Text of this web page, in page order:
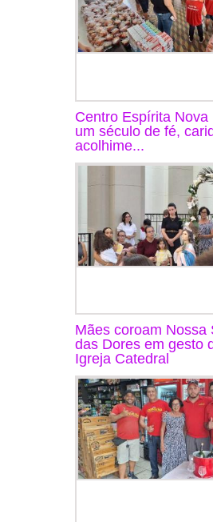
Centro Espírita Nova
um século de fé,
acolhime...
Mães coroam Nossa
das Dores em gesto
Igreja Catedral